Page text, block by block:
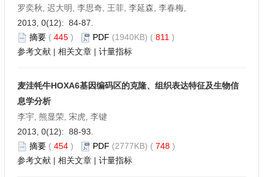
罗奕秋, 迟大明, 李思奇, 王菲, 李延森, 李春梅,
2013, 0(12): 84-87.
摘要 ( 445 ) PDF (1940KB) ( 811 )
参考文献 | 相关文章 | 计量指标
麦洼牦牛HOXA6基因编码区的克隆、组织表达特征及生物信
息学分析
李宇, 熊显荣, 宋虎, 李键
2013, 0(12): 88-93.
摘要 ( 454 ) PDF (2777KB) ( 748 )
参考文献 | 相关文章 | 计量指标